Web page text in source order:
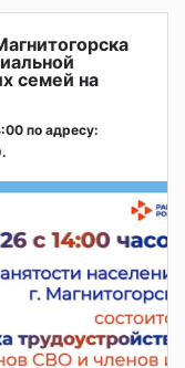
семей на
по адресу: